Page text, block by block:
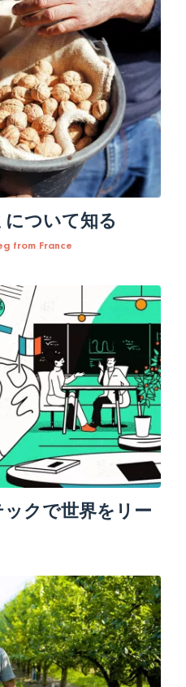
ついて知る
from France
クで世界をリー